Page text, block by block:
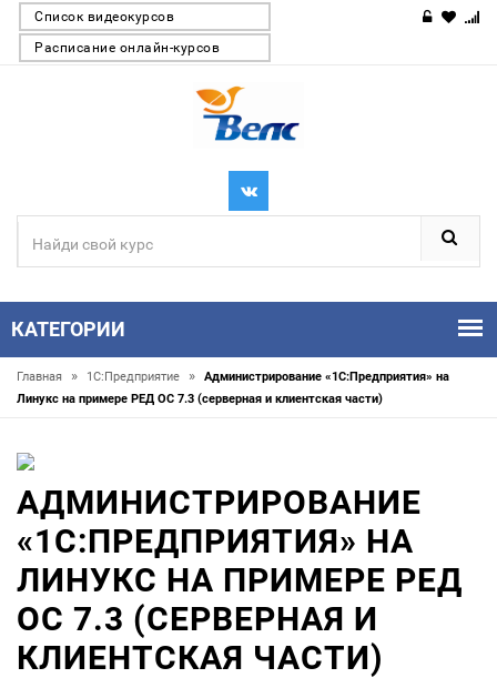
Список видеокурсов
Расписание онлайн-курсов
КАТЕГОРИИ
Главная » 1С:Предприятие »
Администрирование «1С:Предприятия» на
Линукс на примере РЕД ОС 7.3 (серверная и клиентская части)
АДМИНИСТРИРОВАНИЕ
«1С:ПРЕДПРИЯТИЯ» НА
ЛИНУКС НА ПРИМЕРЕ РЕД
ОС 7.3 (СЕРВЕРНАЯ И
КЛИЕНТСКАЯ ЧАСТИ)